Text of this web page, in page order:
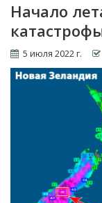
Начало
5 июля 2022 г.